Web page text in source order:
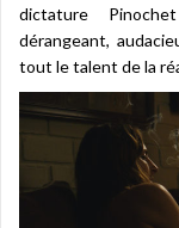
dictature
dérangeant,
tout le talent de la